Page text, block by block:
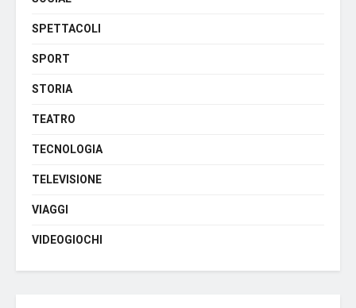
SPETTACOLI
SPORT
STORIA
TEATRO
TECNOLOGIA
TELEVISIONE
VIAGGI
VIDEOGIOCHI